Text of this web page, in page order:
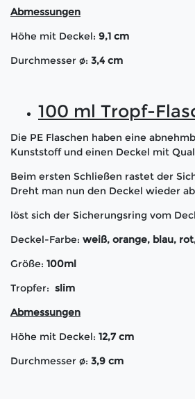
Abmessungen
Höhe mit Deckel: 9,1 cm
Durchmesser ø: 3,4 cm
100 ml Tropf-
Die PE Flaschen haben eine
Kunststoff und einen Deckel mit
Beim ersten Schließen rastet der
Dreht man nun den Deckel wieder
löst sich der Sicherungsring vom
Deckel-Farbe: weiß, orange, blau,
Größe: 100ml
Tropfer: slim
Abmessungen
Höhe mit Deckel: 12,7 cm
Durchmesser ø: 3,9 cm